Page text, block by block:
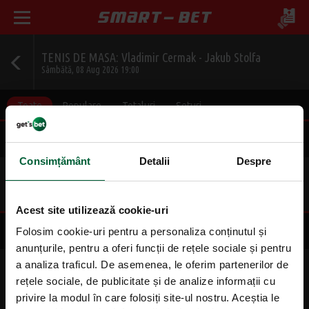
Consimțământ Detalii Despre
Acest site utilizează cookie-uri
Folosim cookie-uri pentru a personaliza conținutul și
anunțurile, pentru a oferi funcții de rețele sociale și pentru
a analiza traficul. De asemenea, le oferim partenerilor de
rețele sociale, de publicitate și de analize informații cu
privire la modul în care folosiți site-ul nostru. Aceștia le
TENIS DE MASA: Vladimir Cermak - Jakub Stolfa
Sâmbătă, 08 Aug 2026 19:00
Toate Populare Totaluri Seturi
Final
1
Scor corect
3-0
3.30
3-1
3.50
3-2
4.50